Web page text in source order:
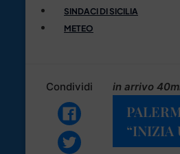
SINDACI DI SICILIA
METEO
Condividi in arrivo
“INIZIA